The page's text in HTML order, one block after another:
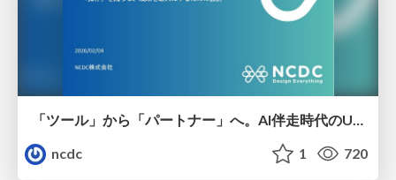
ncdc
1 720